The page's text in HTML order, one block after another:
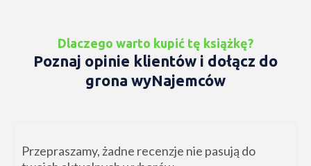
Dlaczego warto kupić tę książkę?
Poznaj opinie klientów i dołącz do
grona wyNajemców
Przepraszamy, żadne recenzje nie pasują do